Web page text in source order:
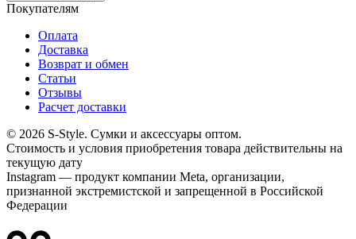
Покупателям
Оплата
Доставка
Возврат и обмен
Статьи
Отзывы
Расчет доставки
© 2026 S-Style. Сумки и аксессуары оптом.
Cтоимость и условия приобретения товара действительны на
текущую дату
Instagram — продукт компании Meta, организации,
признанной экстремистской и запрещенной в Российской
Федерации